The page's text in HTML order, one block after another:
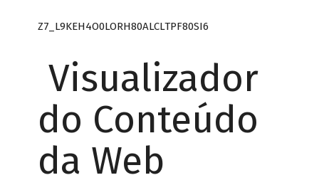
Z7_L9KEH4O0LORH80ALCLTPF80SI6
Visualizador
do Conteúdo
da Web